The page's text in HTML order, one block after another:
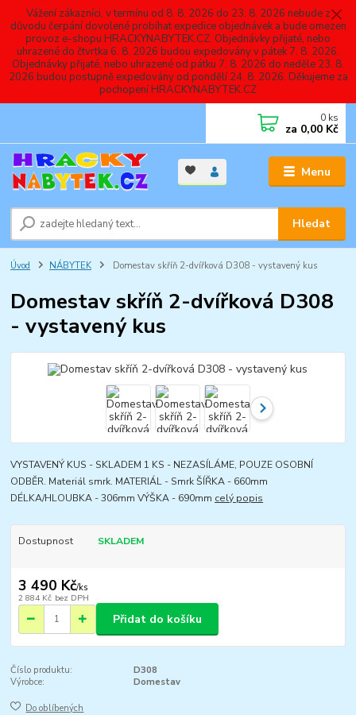
Vážení zákazníci, v termínu od 8. 8. 2026 do 23. 8. 2026 nebude z
důvodu čerpání dovolené probíhat expedice objednávek a bude omezen
provoz e-shopu HRACKYNABYTEK.CZ. Objednávky přijaté, nebo
uhrazené do čtvrtka 6. 8. 2026 budou expedovány v pátek 7. 8. 2026.
Objednávky přijaté, nebo uhrazené od pátku 7. 8. 2026 do neděle 23. 8.
2026 budou postupně expedovány od pondělí 24. 8. 2026. Děkujeme za
pochopení HRACKYNABYTEK.CZ
Menu
Hledat
0 ks
za 0,00 Kč
Úvod NÁBYTEK Domestav skříň 2-dvířková D308 - vystavený kus
Domestav skříň 2-dvířková D308
- vystavený kus
VYSTAVENÝ KUS - SKLADEM 1 KS - NEZASÍLÁME, POUZE OSOBNÍ
ODBĚR. Materiál smrk. MATERIÁL - Smrk ŠÍŘKA - 660mm
DÉLKA/HLOUBKA - 306mm VÝŠKA - 690mm celý popis
Dostupnost SKLADEM
3 490 Kč/ks
2 884 Kč bez DPH
Přidat do košíku
Číslo produktu:
D308
Výrobce:
Domestav
Do oblíbených